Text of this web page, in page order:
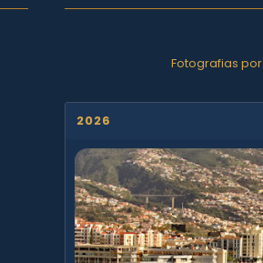
Fotografias
2026